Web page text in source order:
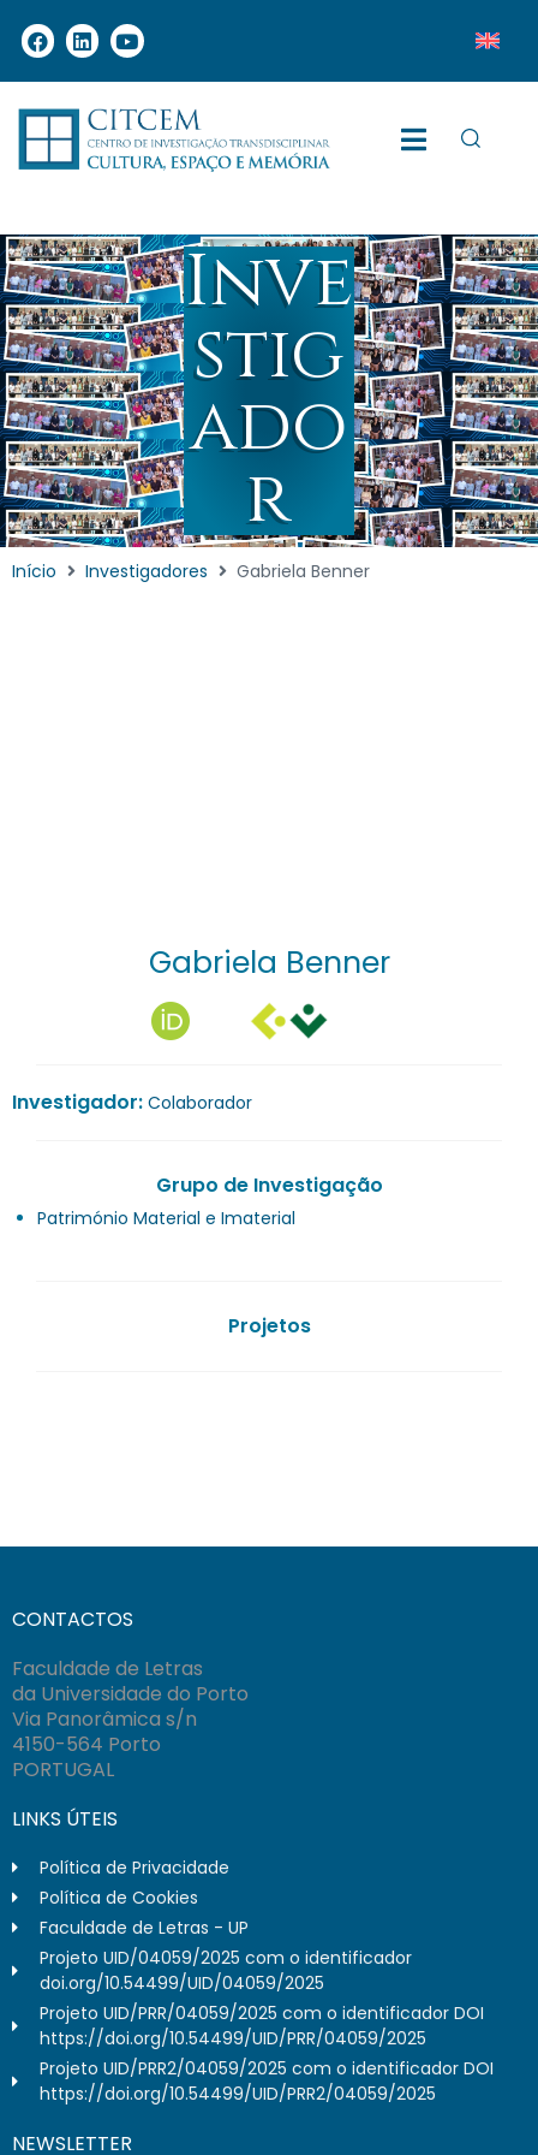
Inve
stig
ado
r
Início Investigadores Gabriela Benner
Gabriela Benner
Investigador: Colaborador
Grupo de Investigação
Património Material e Imaterial
Projetos
CONTACTOS
Faculdade de Letras
da Universidade do Porto
Via Panorâmica s/n
4150-564 Porto
PORTUGAL
LINKS ÚTEIS
Política de Privacidade
Política de Cookies
Faculdade de Letras - UP
Projeto UID/04059/2025 com o identificador
doi.org/10.54499/UID/04059/2025
Projeto UID/PRR/04059/2025 com o identificador DOI
https://doi.org/10.54499/UID/PRR/04059/2025
Projeto UID/PRR2/04059/2025 com o identificador DOI
https://doi.org/10.54499/UID/PRR2/04059/2025
NEWSLETTER